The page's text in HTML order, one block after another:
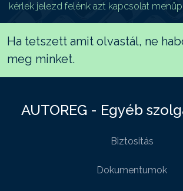
kérlek jelezd felénk azt kapcsolat
Ha tetszett amit olvastál, ne
meg minket.
AUTOREG - Egyéb
Biztositás
Dokumentumok